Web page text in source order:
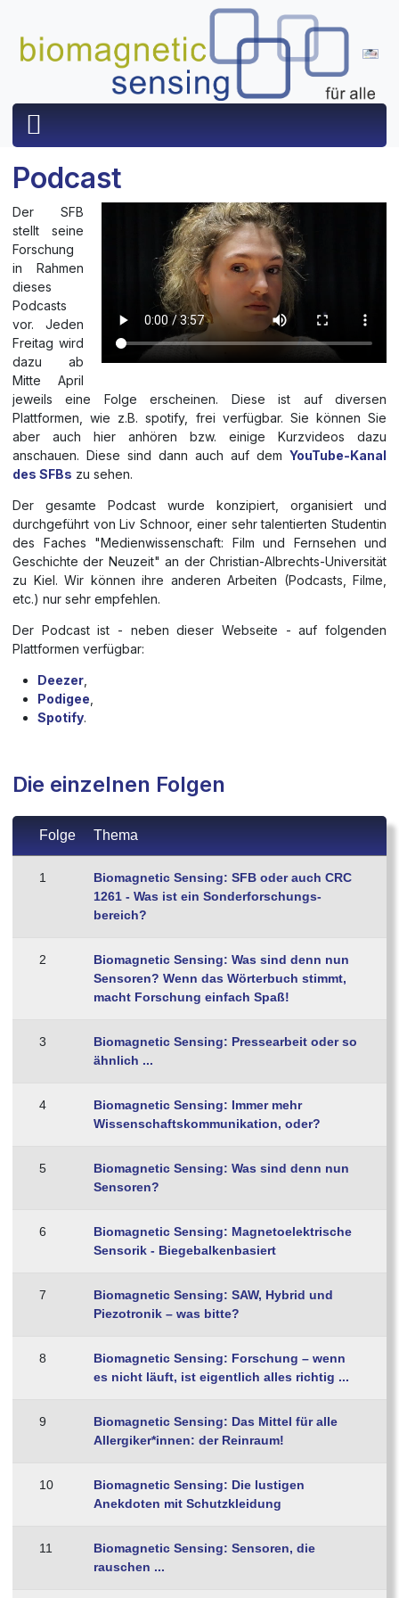
Podcast
Der SFB
stellt seine
Forschung
in Rahmen
dieses
Podcasts
vor. Jeden
Freitag wird
dazu ab
Mitte April
jeweils eine Folge erscheinen. Diese ist auf diversen
Plattformen, wie z.B. spotify, frei verfügbar. Sie können Sie
aber auch hier anhören bzw. einige Kurzvideos dazu
anschauen. Diese sind dann auch auf dem YouTube-Kanal
des SFBs zu sehen.
Der gesamte Podcast wurde konzipiert, organisiert und
durchgeführt von Liv Schnoor, einer sehr talentierten Studentin
des Faches "Medienwissenschaft: Film und Fernsehen und
Geschichte der Neuzeit" an der Christian-Albrechts-Universität
zu Kiel. Wir können ihre anderen Arbeiten (Podcasts, Filme,
etc.) nur sehr empfehlen.
Der Podcast ist - neben dieser Webseite - auf folgenden
Plattformen verfügbar:
Deezer
Podigee
Spotify.
Die einzelnen Folgen
Folge Thema
1
Biomagnetic Sensing: SFB oder auch CRC
1261 - Was ist ein Sonder­forschungs­
bereich?
2
Biomagnetic Sensing: Was sind denn nun
Sensoren? Wenn das Wörterbuch stimmt,
macht Forschung einfach Spaß!
3
Biomagnetic Sensing: Pressearbeit oder so
ähnlich ...
4
Biomagnetic Sensing: Immer mehr
Wissenschaftskommunikation, oder?
5
Biomagnetic Sensing: Was sind denn nun
Sensoren?
6
Biomagnetic Sensing: Magnetoelektrische
Sensorik - Biegebalkenbasiert
7
Biomagnetic Sensing: SAW, Hybrid und
Piezotronik – was bitte?
8
Biomagnetic Sensing: Forschung – wenn
es nicht läuft, ist eigentlich alles richtig ...
9
Biomagnetic Sensing: Das Mittel für alle
Allergiker*innen: der Reinraum!
10
Biomagnetic Sensing: Die lustigen
Anekdoten mit Schutzkleidung
11
Biomagnetic Sensing: Sensoren, die
rauschen ...